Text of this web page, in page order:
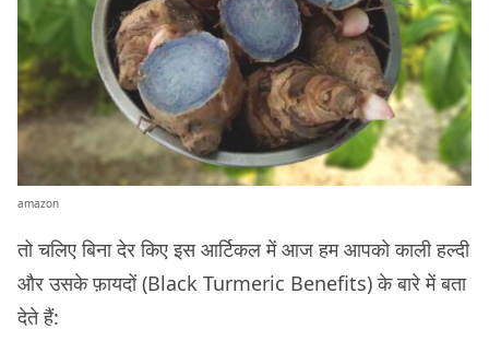
amazon
तो चलिए बिना देर किए इस आर्टिकल में आज हम आपको काली हल्दी
और उसके फ़ायदों (Black Turmeric Benefits) के बारे में बता
देते हैं: